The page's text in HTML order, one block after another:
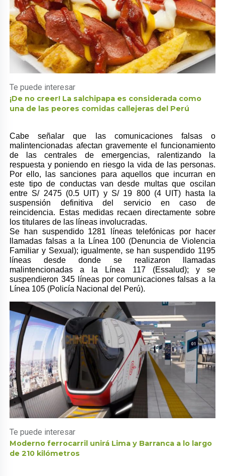
Te puede interesar
¡De no creer! La salchipapa es considerada como
una de las peores comidas callejeras del Perú
Cabe señalar que las comunicaciones falsas o
malintencionadas afectan gravemente el funcionamiento
de las centrales de emergencias, ralentizando la
respuesta y poniendo en riesgo la vida de las personas.
Por ello, las sanciones para aquellos que incurran en
este tipo de conductas van desde multas que oscilan
entre S/ 2475 (0.5 UIT) y S/ 19 800 (4 UIT) hasta la
suspensión definitiva del servicio en caso de
reincidencia. Estas medidas recaen directamente sobre
los titulares de las líneas involucradas.
Se han suspendido 1281 líneas telefónicas por hacer
llamadas falsas a la Línea 100 (Denuncia de Violencia
Familiar y Sexual); igualmente, se han suspendido 1195
líneas desde donde se realizaron llamadas
malintencionadas a la Línea 117 (Essalud); y se
suspendieron 345 líneas por comunicaciones falsas a la
Línea 105 (Policía Nacional del Perú).
Te puede interesar
Moderno ferrocarril unirá Lima y Barranca a lo largo
de 210 kilómetros